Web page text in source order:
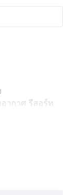
ากาศ รีสอร์ท
ก หรือเข้าทา
ต่อไปยังโซน